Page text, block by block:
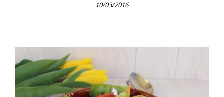
Jela u 30 minuta
Zdrava jela
10/03/2016